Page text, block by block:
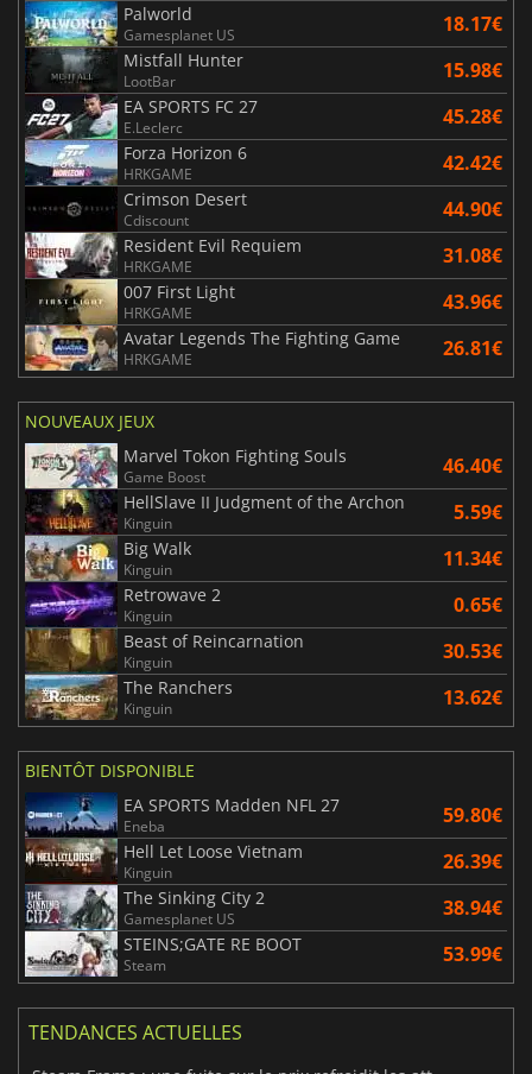
Palworld
Gamesplanet US 18.17€
Mistfall Hunter
LootBar 15.98€
EA SPORTS FC 27
E.Leclerc 45.28€
Forza Horizon 6
HRKGAME 42.42€
Crimson Desert
Cdiscount 44.90€
Resident Evil Requiem
HRKGAME 31.08€
007 First Light
HRKGAME 43.96€
Avatar Legends The Fighting Game
HRKGAME 26.81€
NOUVEAUX JEUX
Marvel Tokon Fighting Souls
Game Boost 46.40€
HellSlave II Judgment of the Archon
Kinguin 5.59€
Big Walk
Kinguin 11.34€
Retrowave 2
Kinguin 0.65€
Beast of Reincarnation
Kinguin 30.53€
The Ranchers
Kinguin 13.62€
BIENTÔT DISPONIBLE
EA SPORTS Madden NFL 27
Eneba 59.80€
Hell Let Loose Vietnam
Kinguin 26.39€
The Sinking City 2
Gamesplanet US 38.94€
STEINS;GATE RE BOOT
Steam 53.99€
TENDANCES ACTUELLES